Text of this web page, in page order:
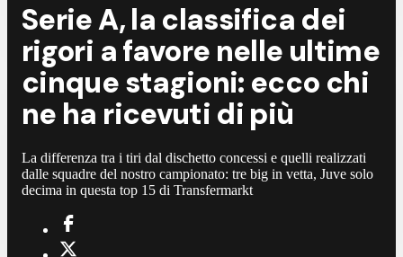
Serie A, la classifica dei
rigori a favore nelle ultime
cinque stagioni: ecco chi
ne ha ricevuti di più
La differenza tra i tiri dal dischetto concessi e quelli realizzati
dalle squadre del nostro campionato: tre big in vetta, Juve solo
decima in questa top 15 di Transfermarkt